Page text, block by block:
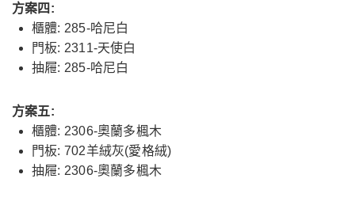
方案四:
櫃體: 285-哈尼白
門板: 2311-天使白
抽屜: 285-哈尼白
方案五:
櫃體: 2306-奧蘭多楓木
門板: 702羊絨灰(愛格絨)
抽屜: 2306-奧蘭多楓木